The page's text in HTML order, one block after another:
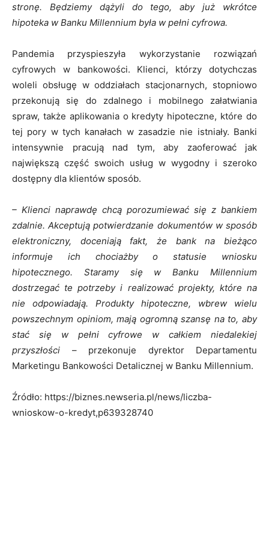
stronę. Będziemy dążyli do tego, aby już wkrótce
hipoteka w Banku Millennium była w pełni cyfrowa.
Pandemia przyspieszyła wykorzystanie rozwiązań
cyfrowych w bankowości. Klienci, którzy dotychczas
woleli obsługę w oddziałach stacjonarnych, stopniowo
przekonują się do zdalnego i mobilnego załatwiania
spraw, także aplikowania o kredyty hipoteczne, które do
tej pory w tych kanałach w zasadzie nie istniały. Banki
intensywnie pracują nad tym, aby zaoferować jak
największą część swoich usług w wygodny i szeroko
dostępny dla klientów sposób.
– Klienci naprawdę chcą porozumiewać się z bankiem
zdalnie. Akceptują potwierdzanie dokumentów w sposób
elektroniczny, doceniają fakt, że bank na bieżąco
informuje ich chociażby o statusie wniosku
hipotecznego. Staramy się w Banku Millennium
dostrzegać te potrzeby i realizować projekty, które na
nie odpowiadają. Produkty hipoteczne, wbrew wielu
powszechnym opiniom, mają ogromną szansę na to, aby
stać się w pełni cyfrowe w całkiem niedalekiej
przyszłości – przekonuje dyrektor Departamentu
Marketingu Bankowości Detalicznej w Banku Millennium.
Źródło: https://biznes.newseria.pl/news/liczba-
wnioskow-o-kredyt,p639328740